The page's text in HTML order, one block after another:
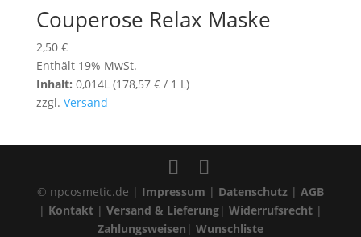
Couperose Relax Maske
2,50 €
Enthält 19% MwSt.
Inhalt: 0,014L (178,57 €/ 1 L)
zzgl. Versand
© npcosmetic.de | Impressum | Datenschutz| AGB
| Kontakt| Versand & Lieferung| Widerrufsrecht|
Zahlungsweisen | Wunschliste